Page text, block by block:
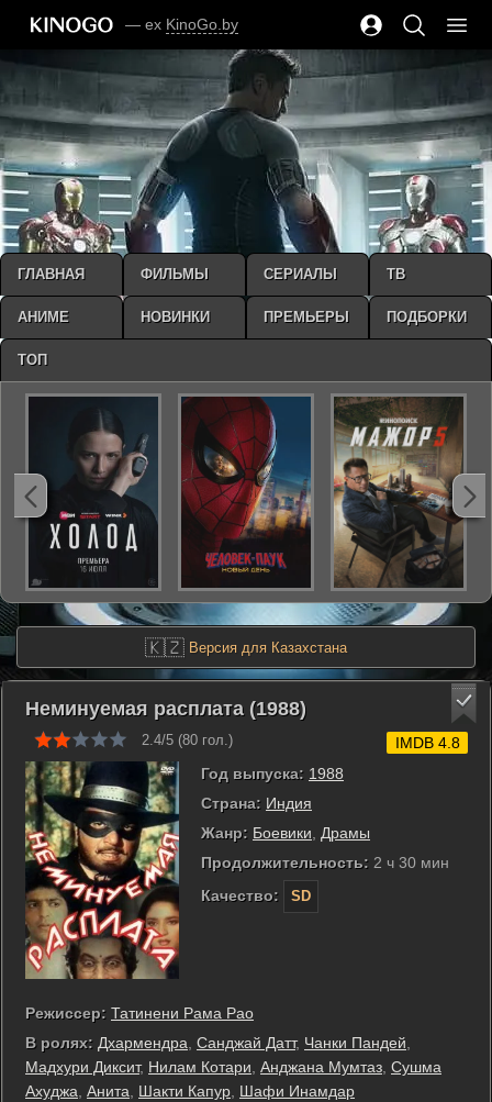
— ex KinoGo.by
🇰🇿 Версия для Казахстана
Неминуемая расплата (1988)
2.4/5 (80 гол.)
Год выпуска: 1988
Страна: Индия
Жанр: Боевики
Драмы
Продолжительность: 2 ч 30 мин
Качество:
SD
IMDB 4.8
Режиссер: Татинени Рама Рао
В ролях: Дхармендра Санджай Датт, Чанки Пандей
Мадхури Диксит, Нилам Котари Анджана Мумтаз Сушма
Ахуджа Анита Шакти Капур Шафи Инамдар
ГЛАВНАЯ ФИЛЬМЫ СЕРИАЛЫ ТВ
АНИМЕ НОВИНКИ ПРЕМЬЕРЫ ПОДБОРКИ
ТОП